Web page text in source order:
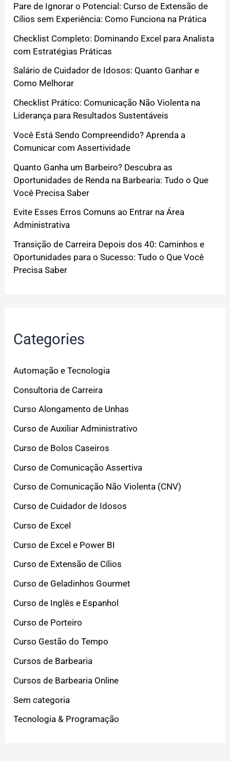
Pare de Ignorar o Potencial: Curso de Extensão de
Cílios sem Experiência: Como Funciona na Prática
Checklist Completo: Dominando Excel para Analista
com Estratégias Práticas
Salário de Cuidador de Idosos: Quanto Ganhar e
Como Melhorar
Checklist Prático: Comunicação Não Violenta na
Liderança para Resultados Sustentáveis
Você Está Sendo Compreendido? Aprenda a
Comunicar com Assertividade
Quanto Ganha um Barbeiro? Descubra as
Oportunidades de Renda na Barbearia: Tudo o Que
Você Precisa Saber
Evite Esses Erros Comuns ao Entrar na Área
Administrativa
Transição de Carreira Depois dos 40: Caminhos e
Oportunidades para o Sucesso: Tudo o Que Você
Precisa Saber
Categories
Automação e Tecnologia
Consultoria de Carreira
Curso Alongamento de Unhas
Curso de Auxiliar Administrativo
Curso de Bolos Caseiros
Curso de Comunicação Assertiva
Curso de Comunicação Não Violenta (CNV)
Curso de Cuidador de Idosos
Curso de Excel
Curso de Excel e Power BI
Curso de Extensão de Cílios
Curso de Geladinhos Gourmet
Curso de Inglês e Espanhol
Curso de Porteiro
Curso Gestão do Tempo
Cursos de Barbearia
Cursos de Barbearia Online
Sem categoria
Tecnologia & Programação